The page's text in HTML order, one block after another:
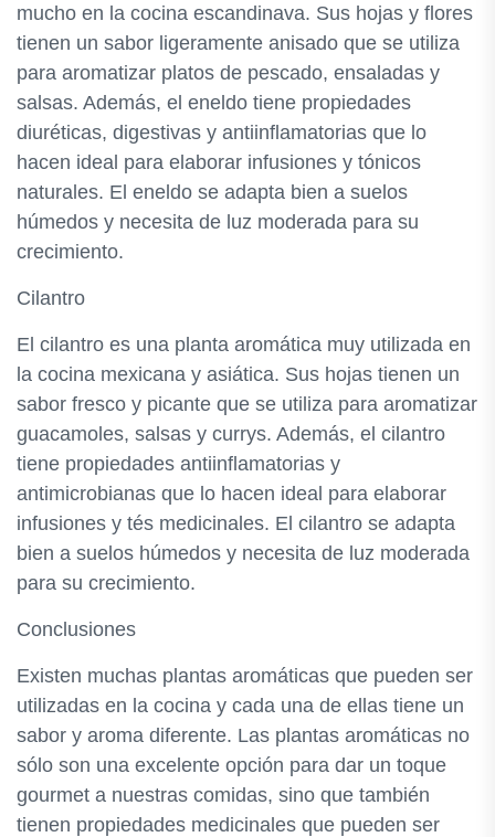
mucho en la cocina escandinava. Sus hojas y flores
tienen un sabor ligeramente anisado que se utiliza
para aromatizar platos de pescado, ensaladas y
salsas. Además, el eneldo tiene propiedades
diuréticas, digestivas y antiinflamatorias que lo
hacen ideal para elaborar infusiones y tónicos
naturales. El eneldo se adapta bien a suelos
húmedos y necesita de luz moderada para su
crecimiento.
Cilantro
El cilantro es una planta aromática muy utilizada en
la cocina mexicana y asiática. Sus hojas tienen un
sabor fresco y picante que se utiliza para aromatizar
guacamoles, salsas y currys. Además, el cilantro
tiene propiedades antiinflamatorias y
antimicrobianas que lo hacen ideal para elaborar
infusiones y tés medicinales. El cilantro se adapta
bien a suelos húmedos y necesita de luz moderada
para su crecimiento.
Conclusiones
Existen muchas plantas aromáticas que pueden ser
utilizadas en la cocina y cada una de ellas tiene un
sabor y aroma diferente. Las plantas aromáticas no
sólo son una excelente opción para dar un toque
gourmet a nuestras comidas, sino que también
tienen propiedades medicinales que pueden ser